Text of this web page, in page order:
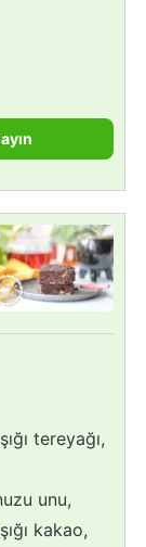
tereyağı,
unu,
kakao,